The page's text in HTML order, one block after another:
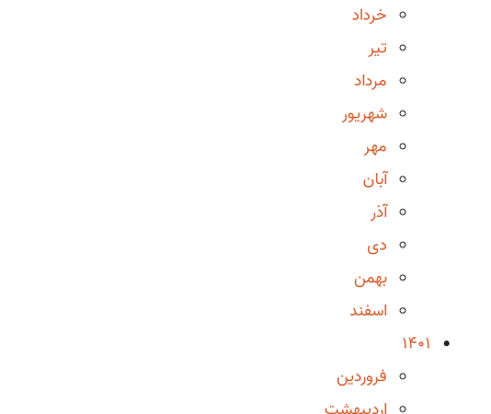
خرداد
تیر
مرداد
شهریور
مهر
آبان
آذر
دی
بهمن
اسفند
1401
فروردین